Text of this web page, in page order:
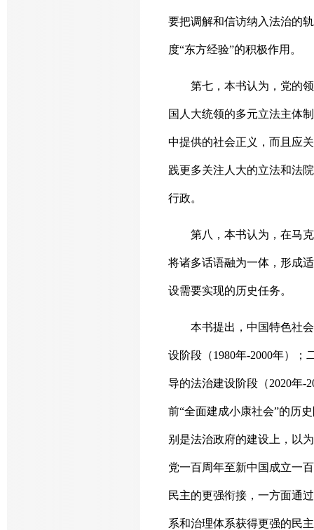
要把调解和信访纳入法治的
度“东方经验”的积极作用。
第七，本书认为，党的
国人大统领的多元立法主体
中提供的社会正义，而且应
践更多关注人大的立法和法
行政。
第八，本书认为，在马
将诸多话语融为一体，形成
设需要实现的历史任务。
本书提出，中国特色社
设阶段（1980年-2000年）；
导的法治建设阶段（2020年-
前“全面建成小康社会”的历
别是法治政府的建设上，以
党一百周年至新中国成立一
民主的更强衔接，一方面通
系和治理体系获得更强的民